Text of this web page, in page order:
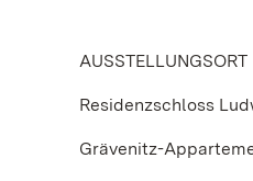
AUSSTELLUNGSORT
Residenzschloss
Grävenitz-